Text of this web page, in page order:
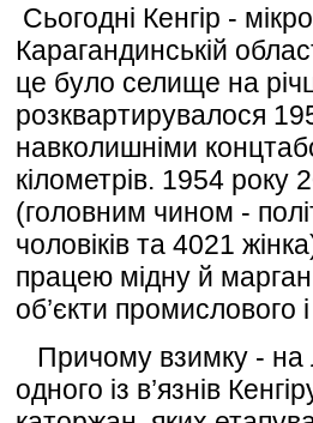
Сьогодні Кенгір -
Карагандинській
це було селище на
розквартирувалося
навколишніми
кілометрів. 1954 року
(головним чином -
чоловіків та 4021
працею мідну й
об’єкти промислового
Причому взимку - на
одного із в’язнів